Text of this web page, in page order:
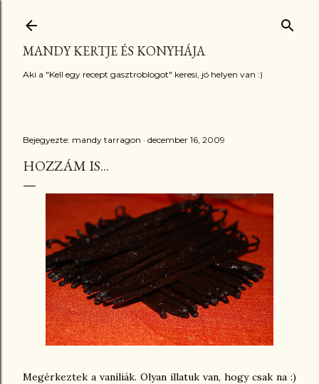
MANDY KERTJE ÉS KONYHÁJA
Aki a "Kell egy recept gasztroblogot" keresi, jó helyen van :)
Bejegyezte: mandy tarragon december 16, 2009
HOZZÁM IS...
Megérkeztek a vaníliák. Olyan illatuk van, hogy csak na :)